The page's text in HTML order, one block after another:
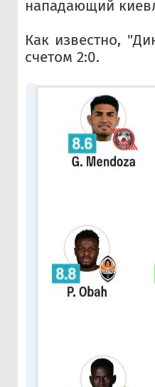
нападающий
Как известно,
счетом 2:0.